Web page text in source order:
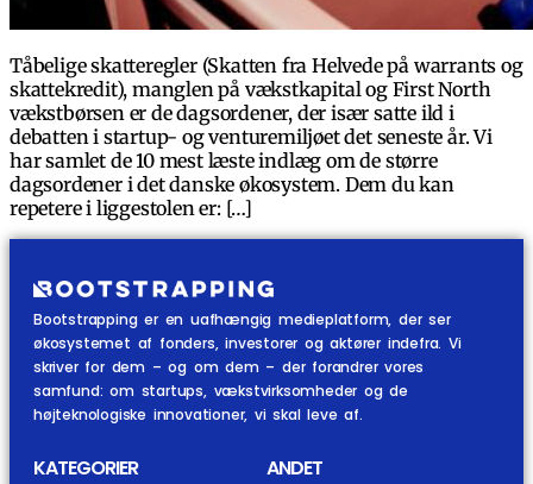
Tåbelige skatteregler (Skatten fra Helvede på warrants og
skattekredit), manglen på vækstkapital og First North
vækstbørsen er de dagsordener, der især satte ild i
debatten i startup- og venturemiljøet det seneste år. Vi
har samlet de 10 mest læste indlæg om de større
dagsordener i det danske økosystem. Dem du kan
repetere i liggestolen er: […]
Bootstrapping er en uafhængig medieplatform, der ser
økosystemet af fonders, investorer og aktører indefra. Vi
skriver for dem – og om dem – der forandrer vores
samfund: om startups, vækstvirksomheder og de
højteknologiske innovationer, vi skal leve af.
KATEGORIER ANDET